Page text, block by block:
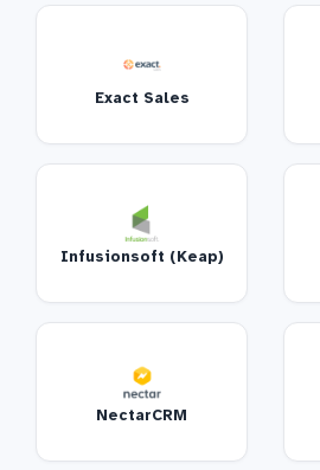
Exact Sales
Infusionsoft (Keap)
NectarCRM